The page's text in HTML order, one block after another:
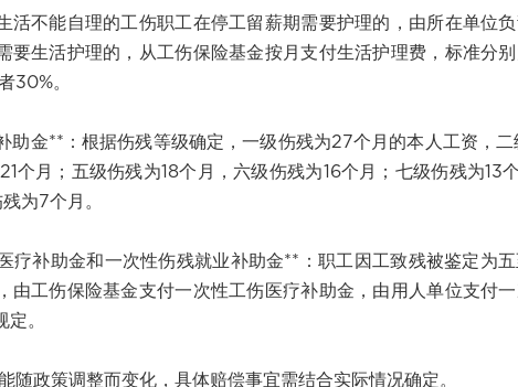
能自理的工伤职工在停工留薪期需要护理的，由所在单位负
要生活护理的，从工伤保险基金按月支付生活护理费，标准分
30%。
**：根据伤残等级确定，一级伤残为27个月的本人工资，二
个月；五级伤残为18个月，六级伤残为16个月；七级伤残为13
为7个月。
助金和一次性伤残就业补助金**：职工因工致残被鉴定为五
由工伤保险基金支付一次性工伤医疗补助金，由用人单位支付
。
政策调整而变化，具体赔偿事宜需结合实际情况确定。